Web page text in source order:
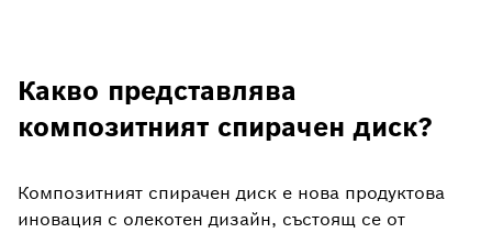
Какво представлява
композитният спирачен диск?
Композитният спирачен диск е нова продуктова
иновация с олекотен дизайн, състоящ се от